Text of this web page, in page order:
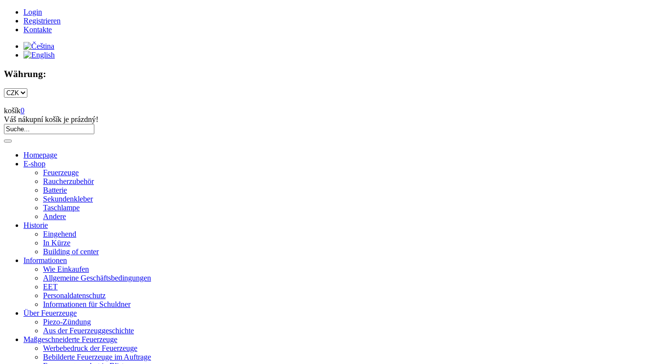
Login
Registrieren
Kontakte
Währung:
košík0
Váš nákupní košík je prázdný!
Homepage
E-shop
Feuerzeuge
Raucherzubehör
Batterie
Sekundenkleber
Taschlampe
Andere
Historie
Eingehend
In Kürze
Building of center
Informationen
Wie Einkaufen
Allgemeine Geschäftsbedingungen
EET
Personaldatenschutz
Informationen für Schuldner
Über Feuerzeuge
Piezo-Zündung
Aus der Feuerzeuggeschichte
Maßgeschneiderte Feuerzeuge
Werbebedruck der Feuerzeuge
Bebilderte Feuerzeuge im Auftrage